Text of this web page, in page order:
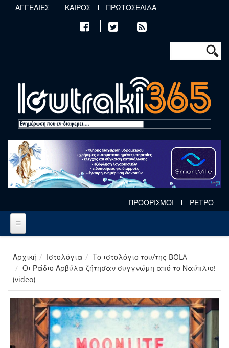
Παράκαμψη προς το κυρίως περιεχόμενο
ΑΓΓΕΛΙΕΣ ΚΑΙΡΟΣ ΠΡΩΤΟΣΕΛΙΔΑ
Φόρμα
Αναζήτηση
ΠΡΟΟΡΙΣΜΟΙ ΡΕΤΡΟ
Αρχική Ιστολόγια
Το ιστολόγιο του/της BOLA
Οι Ράδιο Αρβύλα ζήτησαν συγγνώμη από το Ναύπλιο!
(video)